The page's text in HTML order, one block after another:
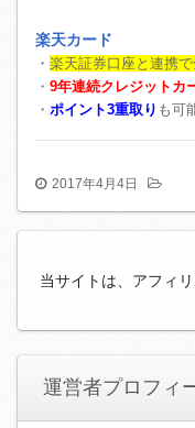
楽天カード
・ 楽天証券口座と連携
・ 9年連続クレジットカ
・ ポイント3重取り も可
2017年4月4日
当サイトは、アフィ
運営者プロフィ